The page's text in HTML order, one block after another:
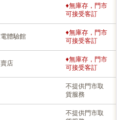
♦無庫存，門市
可接受客訂
體驗館
♦無庫存，門市
可接受客訂
店
♦無庫存，門市
可接受客訂
不提供門市取
貨服務
不提供門市取